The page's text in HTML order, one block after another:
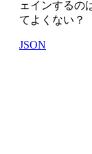
ェインするの
てよくない？
JSON